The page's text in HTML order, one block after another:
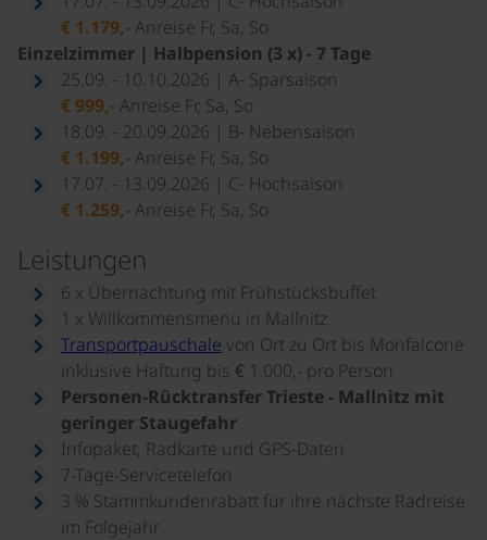
€ 1.179,-Anreise Fr, Sa, So
Einzelzimmer | Halbpension (3 x) - 7 Tage
25.09. - 10.10.2026 | A- Sparsaison
€ 999,-Anreise Fr, Sa, So
18.09. - 20.09.2026 | B- Nebensaison
€ 1.199,-Anreise Fr, Sa, So
17.07. - 13.09.2026 | C- Hochsaison
€ 1.259,-Anreise Fr, Sa, So
Leistungen
6 x Übernachtung mit Frühstücksbuffet
1 x Willkommensmenü in Mallnitz
Transportpauschale von Ort zu Ort bis Monfalcone
inklusive Haftung bis € 1.000,- pro Person
Personen-Rücktransfer Trieste - Mallnitz mit
geringer Staugefahr
Infopaket, Radkarte und GPS-Daten
7-Tage-Servicetelefon
3 % Stammkundenrabatt für ihre nächste Radreise
im Folgejahr